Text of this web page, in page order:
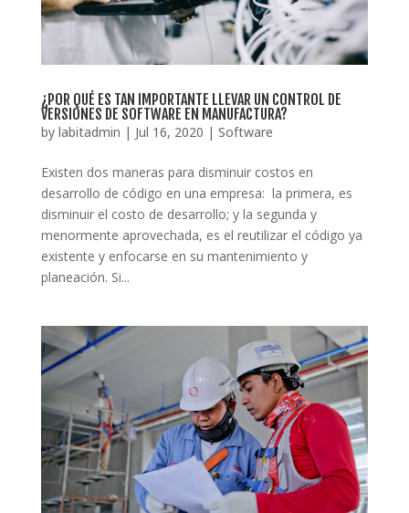
¿POR QUÉ ES TAN IMPORTANTE LLEVAR UN CONTROL DE
VERSIONES DE SOFTWARE EN MANUFACTURA?
by labitadmin | Jul 16, 2020 | Software
Existen dos maneras para disminuir costos en
desarrollo de código en una empresa: la primera, es
disminuir el costo de desarrollo; y la segunda y
menormente aprovechada, es el reutilizar el código ya
existente y enfocarse en su mantenimiento y
planeación. Si...